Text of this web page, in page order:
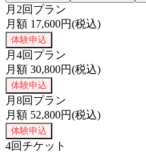
月2回プラン
月額 17,600円(税込)
体験申込
月4回プラン
月額 30,800円(税込)
体験申込
月8回プラン
月額 52,800円(税込)
体験申込
4回チケット